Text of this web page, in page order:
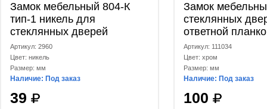
Замок мебельный 804-К
тип-1 никель для
стеклянных дверей
Артикул: 2960
Цвет: никель
Размер: мм
Наличие: Под заказ
39
Замок
стеклянных
ответной
Артикул: 111034
Цвет: хром
Размер: мм
Наличие: Под заказ
100